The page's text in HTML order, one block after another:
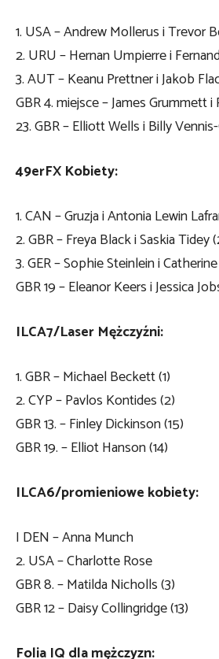
1. USA – Andrew Mollerus i Trevor
2. URU – Hernan Umpierre i
3. AUT – Keanu Prettner i Jakob
GBR 4. miejsce – James Grummett
23. GBR – Elliott Wells i Billy
49erFX Kobiety:
1. CAN – Gruzja i Antonia Lewin
2. GBR – Freya Black i Saskia Tidey
3. GER – Sophie Steinlein i
GBR 19 – Eleanor Keers i Jessica
ILCA7/Laser Mężczyźni:
1. GBR – Michael Beckett (1)
2. CYP – Pavlos Kontides (2)
GBR 13. – Finley Dickinson (15)
GBR 19. – Elliot Hanson (14)
ILCA6/promieniowe kobiety:
I DEN – Anna Munch
2. USA – Charlotte Rose
GBR 8. – Matilda Nicholls (3)
GBR 12 – Daisy Collingridge (13)
Folia IQ dla mężczyzn: